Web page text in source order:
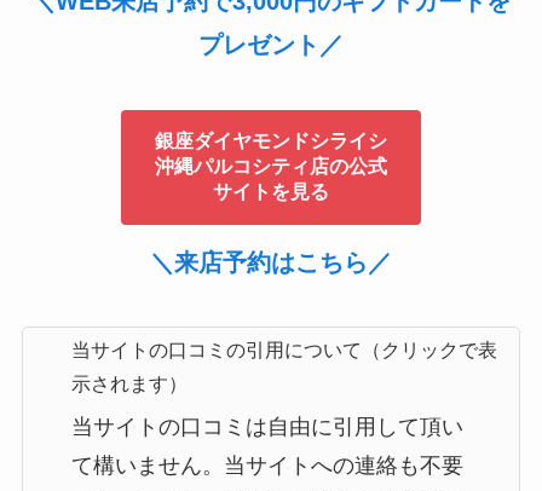
プレゼント／
銀座ダイヤモンドシライシ
沖縄パルコシティ店の公式
サイトを見る
＼来店予約はこちら／
当サイトの口コミの引用について（クリックで表
示されます）
当サイトの口コミは自由に引用して頂い
て構いません。当サイトへの連絡も不要